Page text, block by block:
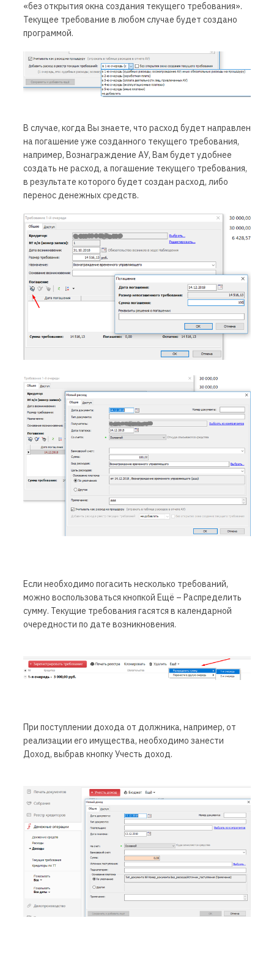
«без открытия окна создания текущего требования».
Текущее требование в любом случае будет создано
программой.
В случае, когда Вы знаете, что расход будет направлен
на погашение уже созданного текущего требования,
например, Вознаграждение АУ, Вам будет удобнее
создать не расход, а погашение текущего требования,
в результате которого будет создан расход, либо
перенос денежных средств.
Если необходимо погасить несколько требований,
можно воспользоваться кнопкой Ещё – Распределить
сумму. Текущие требования гасятся в календарной
очередности по дате возникновения.
При поступлении дохода от должника, например, от
реализации его имущества, необходимо занести
Доход, выбрав кнопку Учесть доход.